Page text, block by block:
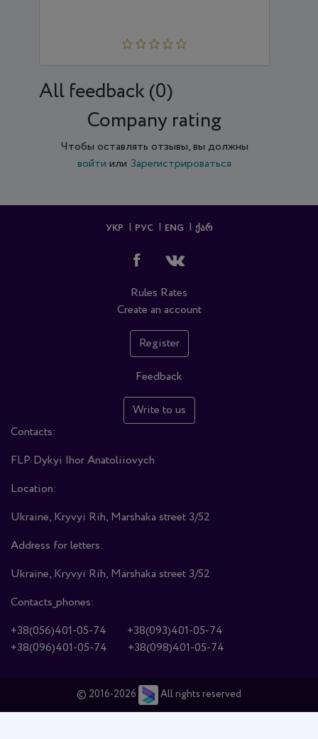
All feedback (0)
Company rating
Чтобы оставлять отзывы, вы должны
войти или Зарегистрироваться
УКР РУС ENG ᲥᲐᲠ
Rules Rates
Create an account
Register
Feedback
Write to us
Contacts:
FLP Dykyi Ihor Anatoliiovych
Location:
Ukraine, Kryvyi Rih, Marshaka street 3/52
Address for letters:
Ukraine, Kryvyi Rih, Marshaka street 3/52
Contacts_phones:
+38(056)401-05-74
+38(093)401-05-74
+38(096)401-05-74
+38(098)401-05-74
© 2016-2026 All rights reserved